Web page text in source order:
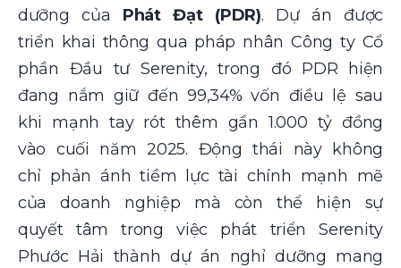
dưỡng của Phát Đạt (PDR). Dự án được
triển khai thông qua pháp nhân Công ty Cổ
phần Đầu tư Serenity, trong đó PDR hiện
đang nắm giữ đến 99,34% vốn điều lệ sau
khi mạnh tay rót thêm gần 1.000 tỷ đồng
vào cuối năm 2025. Động thái này không
chỉ phản ánh tiềm lực tài chính mạnh mẽ
của doanh nghiệp mà còn thể hiện sự
quyết tâm trong việc phát triển Serenity
Phước Hải thành dự án nghỉ dưỡng mang